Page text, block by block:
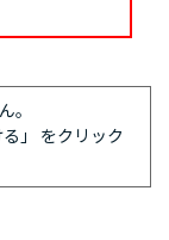
。
」 をクリック